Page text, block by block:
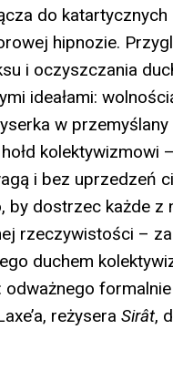
do
hipnozie.
i oczyszczania
ideałami:
w
i bez uprzedzeń
by dostrzec każde
rzeczywistości –
duchem
odważnego
reżysera Sirât,